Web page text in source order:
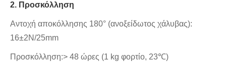
2. Προσκόλληση
Αντοχή αποκόλλησης 180° (ανοξείδωτος χάλυβας):
16±2N/25mm
Προσκόλληση:> 48 ώρες (1 kg φορτίο, 23℃)